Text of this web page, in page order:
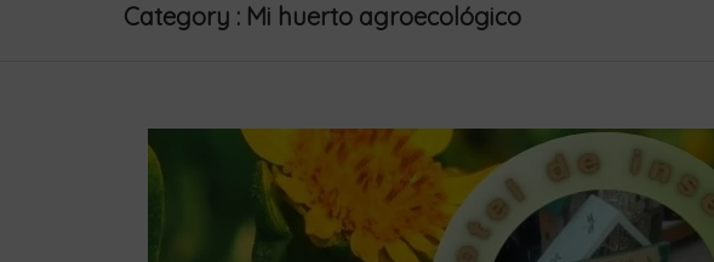
Category : Mi huerto agroecológico